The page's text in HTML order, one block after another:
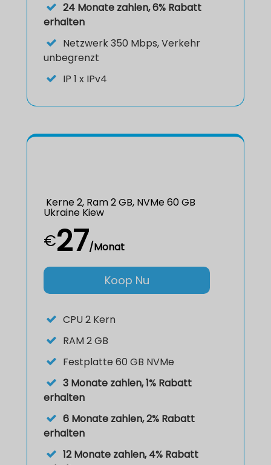
24 Monate zahlen, 6% Rabatt
erhalten
Netzwerk350 Mbps, Verkehr
unbegrenzt
IP 1 x IPv4
Kerne 2, Ram 2 GB, NVMe 60 GB
Ukraine Kiew
€27/Monat
Koop Nu
CPU 2 Kern
RAM 2 GB
Festplatte 60 GB NVMe
3 Monate zahlen, 1% Rabatt
erhalten
6 Monate zahlen, 2% Rabatt
erhalten
12 Monate zahlen, 4% Rabatt